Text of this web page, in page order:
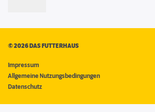
©2026 DAS FUTTERHAUS
Impressum
Allgemeine Nutzungsbedingungen
Datenschutz